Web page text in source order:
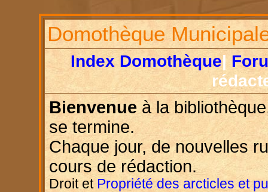
Domothèque
Index Domothèque|
Bienvenue à la
se termine.
Chaque jour, de nouvelles
cours de rédaction.
Droit et Propriété des arcticles et